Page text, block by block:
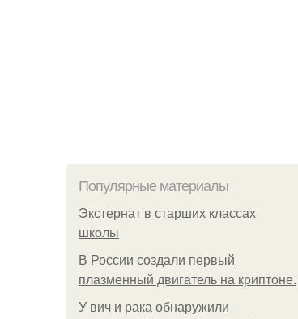
Популярные материалы
Экстернат в старших классах
школы
В России создали первый
плазменный двигатель на криптоне.
У вич и рака обнаружили